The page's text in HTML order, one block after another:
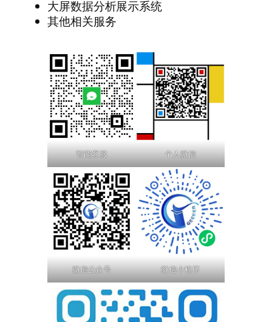
大屏数据分析展示系统
其他相关服务
智能客服 个人微信
微信公众号 微信小程序